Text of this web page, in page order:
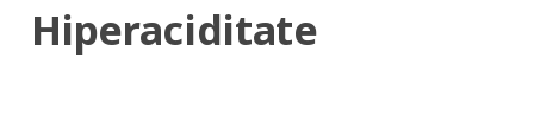
Hiperaciditate